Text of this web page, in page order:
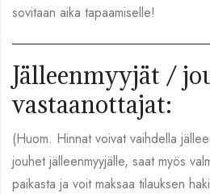
sovitaan aika tapaamiselle!
Jälleenmyyjät /
vastaanottajat:
(Huom. Hinnat voivat vaihdella
jouhet jälleenmyyjälle, saat myös
paikasta ja voit maksaa tilauksen